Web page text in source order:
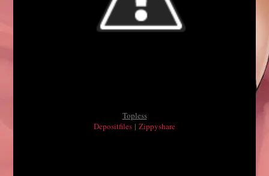
Topless
Depositfiles | Zippyshare